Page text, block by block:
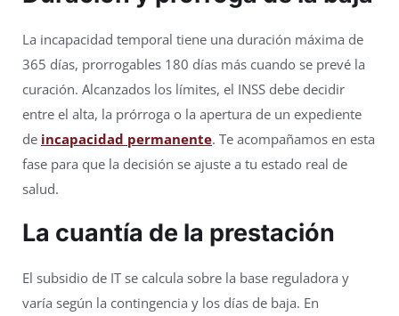
La incapacidad temporal tiene una duración máxima de
365 días, prorrogables 180 días más cuando se prevé la
curación. Alcanzados los límites, el INSS debe decidir
entre el alta, la prórroga o la apertura de un expediente
de incapacidad permanente. Te acompañamos en esta
fase para que la decisión se ajuste a tu estado real de
salud.
La cuantía de la prestación
El subsidio de IT se calcula sobre la base reguladora y
varía según la contingencia y los días de baja. En